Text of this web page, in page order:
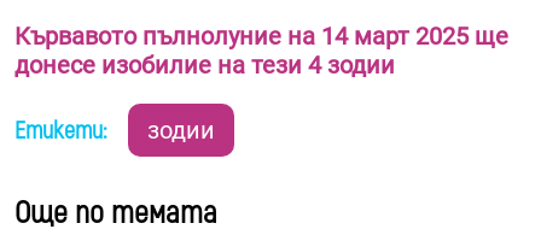
Кървавото пълнолуние на 14 март 2025 ще
донесе изобилие на тези 4 зодии
Етикети: зодии
Още по темата